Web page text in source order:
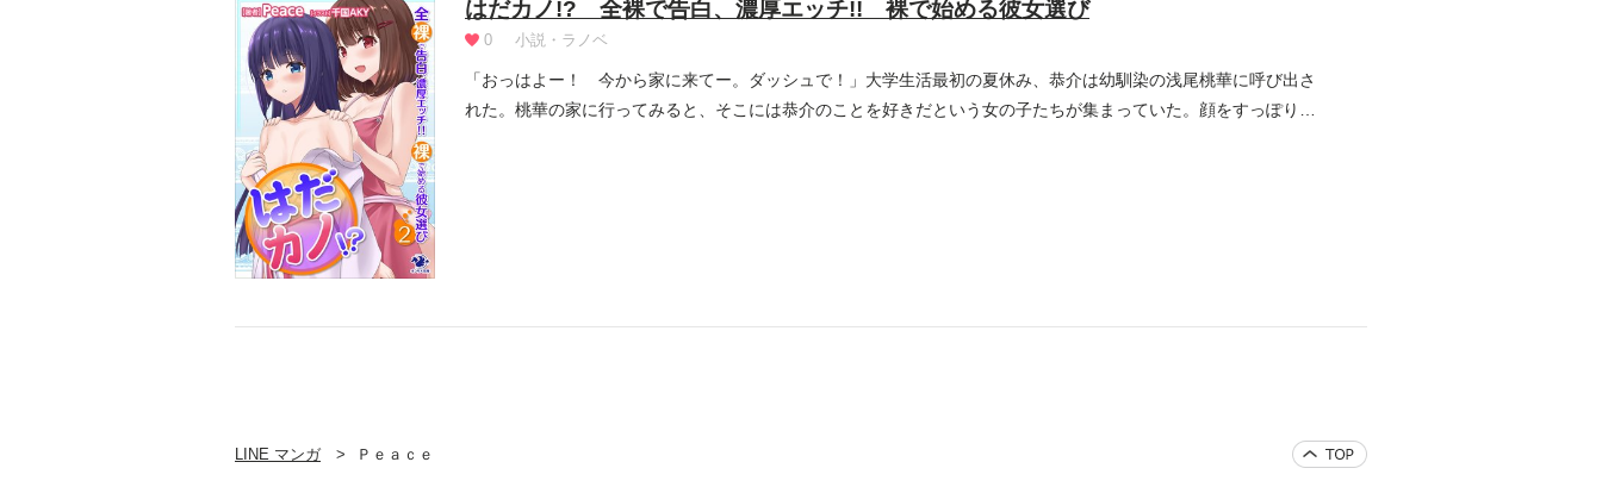
はだカノ!? 全裸で告白、濃厚エッチ!! 裸で始める彼女選び
0 小説・ラノベ
「おっはよー！ 今から家に来てー。ダッシュで！」大学生活最初の夏休み、恭介は幼馴染の浅尾桃華に呼び出さ
れた。桃華の家に行ってみると、そこには恭介のことを好きだという女の子たちが集まっていた。顔をすっぽり布
LINE マンガ Ｐｅａｃｅ